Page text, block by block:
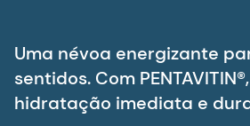
Uma névoa energizante
sentidos. Com
hidratação imediata e